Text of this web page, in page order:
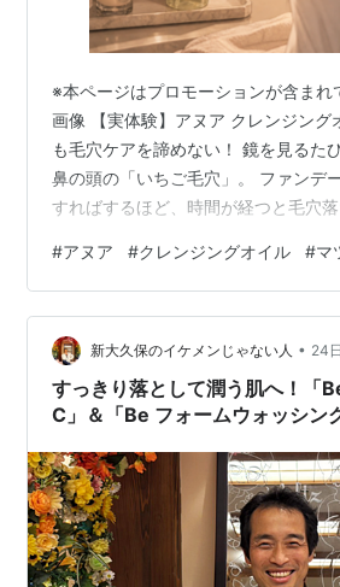
※本ページはプロモーションが含まれ
画像 【実体験】アヌア クレンジング
も毛穴ケアを諦めない！ 鏡を見るた
鼻の頭の「いちご毛穴」。 ファンデ
すればするほど、時間が経つと毛穴
ませんか？ 「マツエクをしているか
イルクレンジングは避けないといけ
ドなクレンジングじゃ黒ずみはびく
ジレンマに、私の友人の女性もずっと
た。 もしこのまま、自分の肌に合わ
まえば、毛穴はさらに開き、将来的
#アヌア #クレンジングオイル #マ
新大久保のイケメンじゃない人 • 24
すっきり落として潤う肌へ！「
C」＆「Be フォームウォッシン